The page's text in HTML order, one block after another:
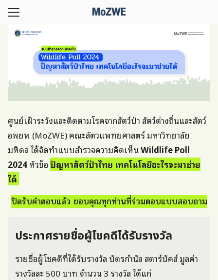
Skip
content
บัติการ
ตรวจวินิจฉัย
ยตีพิมพ์
และกิจกรรม
ภาพสัตว์ป่าแห่งชาติ
Search
for:
ศูนย์เฝ้าระวังและติดตามโรคจากสัตว์ป่า สัตว์ต่างถิ่นและสัตว์
อพยพ (MoZWE) คณะสัตวแพทยศาสตร์ มหาวิทยาลัย
มหิดล ได้จัดทำแบบสำรวจความคิดเห็นWildlife Poll
2024หัวข้อปัญหาสัตว์ป่าไทย เทคโนโลยีอะไรจะมาช่วย
ได้
ปิดรับคำตอบแล้ว ขอบคุณทุกท่านที่ร่วมตอบแบบสอบถาม
ประกาศรายชื่อผู้โชคดีได้รับรางวัล
รายชื่อผู้โชคดีที่ได้รับรางวัล บัตรกำนัล สตาร์บัคส์ มูลค่า
รางวัลละ 500 บาท จำนวน 3 รางวัล ได้แก่